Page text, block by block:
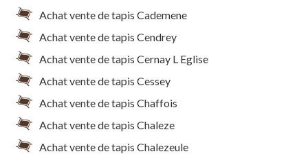
Achat vente de tapis Cademene
Achat vente de tapis Cendrey
Achat vente de tapis Cernay L Eglise
Achat vente de tapis Cessey
Achat vente de tapis Chaffois
Achat vente de tapis Chaleze
Achat vente de tapis Chalezeule